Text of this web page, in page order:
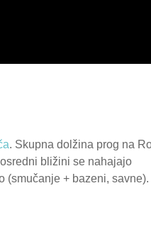
. Skupna dolžina prog na
bližini se nahajajo
(smučanje + bazeni, savne).